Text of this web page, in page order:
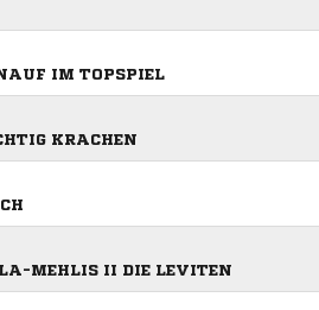
IM TOPSPIEL
KRACHEN
MEHLIS II DIE LEVITEN